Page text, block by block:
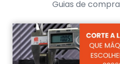
Guias de compra